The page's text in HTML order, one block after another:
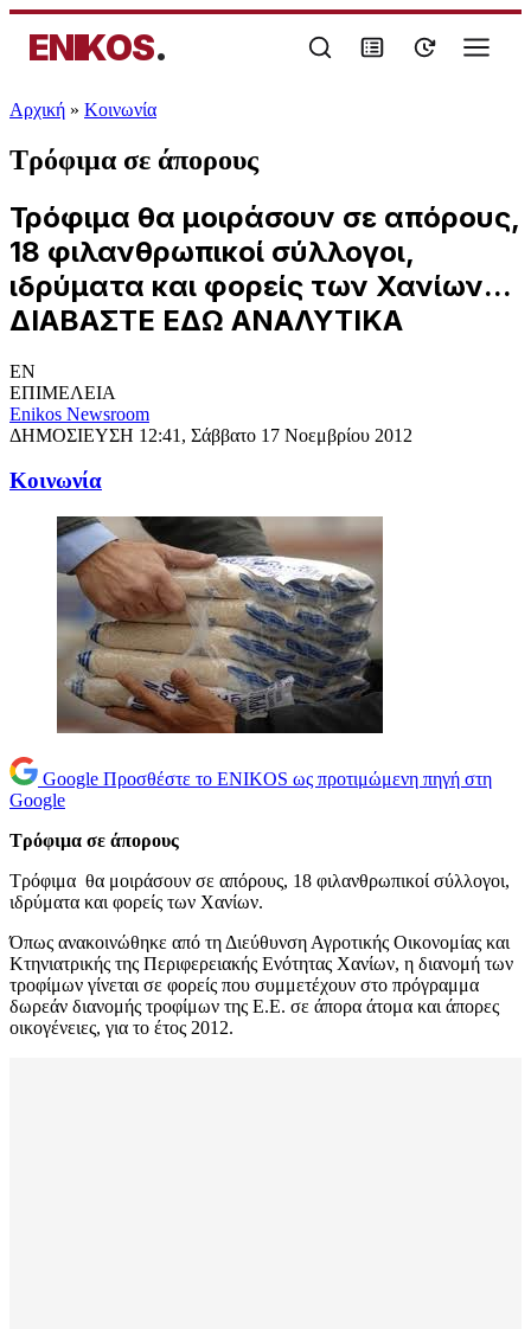
ENIKOS.
Αρχική » Κοινωνία
Τρόφιμα σε άπορους
Τρόφιμα θα μοιράσουν σε απόρους,
18 φιλανθρωπικοί σύλλογοι,
ιδρύματα και φορείς των Χανίων...
ΔΙΑΒΑΣΤΕ ΕΔΩ ΑΝΑΛΥΤΙΚΑ
EN
ΕΠΙΜΕΛΕΙΑ
Enikos Newsroom
ΔΗΜΟΣΙΕΥΣΗ 12:41, Σάββατο 17 Νοεμβρίου 2012
Κοινωνία
Google Προσθέστε το ENIKOS ως προτιμώμενη πηγή στη
Google
Τρόφιμα σε άπορους
Τρόφιμα θα μοιράσουν σε απόρους, 18 φιλανθρωπικοί σύλλογοι,
ιδρύματα και φορείς των Χανίων.
Όπως ανακοινώθηκε από τη Διεύθυνση Αγροτικής Οικονομίας και
Κτηνιατρικής της Περιφερειακής Ενότητας Χανίων, η διανομή των
τροφίμων γίνεται σε φορείς που συμμετέχουν στο πρόγραμμα
δωρεάν διανομής τροφίμων της Ε.Ε. σε άπορα άτομα και άπορες
οικογένειες, για το έτος 2012.